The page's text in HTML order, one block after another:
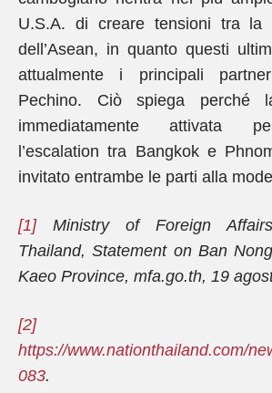
U.S.A. di creare tensioni tra
dell’Asean, in quanto questi
attualmente i principali
Pechino. Ciò spiega
immediatamente attivata
l’escalation tra Bangkok e
invitato entrambe le parti alla
[1]Ministry of Foreign
Thailand, Statement on Ban
Kaeo Province, mfa.go.th, 19
[2]
https://www.nationthailand.com/
083.